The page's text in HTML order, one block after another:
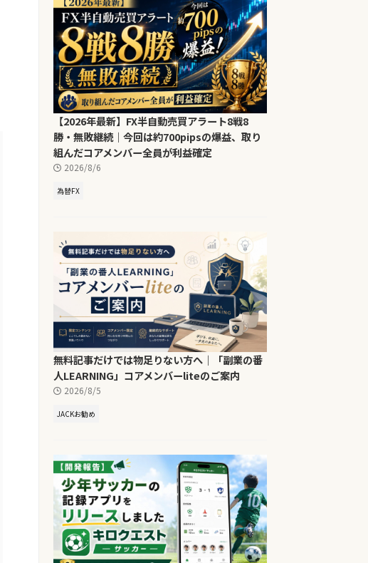
【2026年最新】FX半自動売買アラート8戦8
勝・無敗継続｜今回は約700pipsの爆益、取り
組んだコアメンバー全員が利益確定
2026/8/6
為替FX
無料記事だけでは物足りない方へ｜「副業の番
人LEARNING」コアメンバーliteのご案内
2026/8/5
JACKお勧め